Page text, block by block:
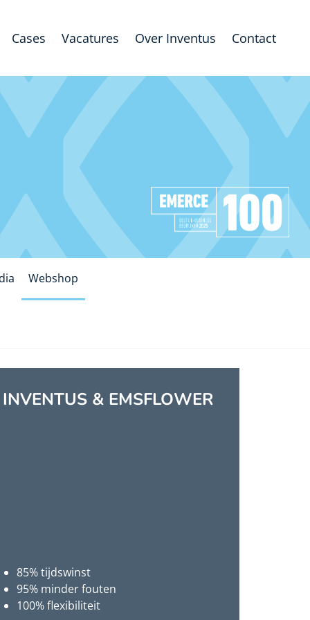
Cases Vacatures Over Inventus Contact
Webshop
INVENTUS & EMSFLOWER
85% tijdswinst
95% minder fouten
100% flexibiliteit